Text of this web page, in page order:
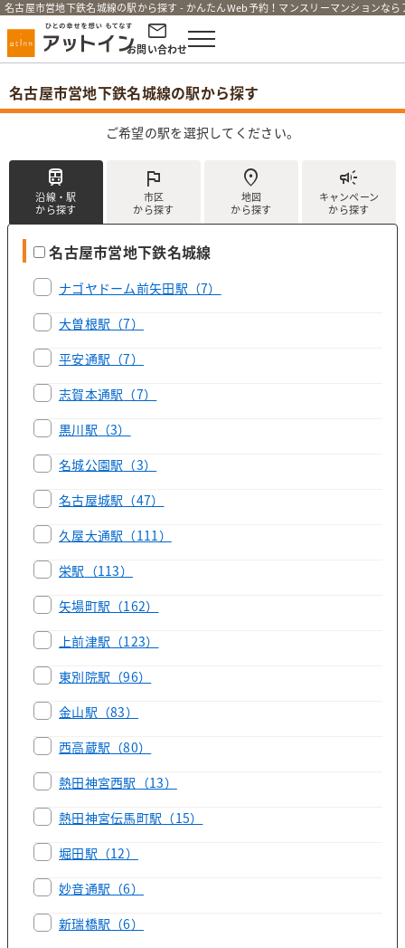
名古屋市営地下鉄名城線の駅から探す - かんたんWeb予約！マンスリーマンションな
お問い合わせ
名古屋市営地下鉄名城線の駅から探す
ご希望の駅を選択してください。
train
沿線・駅
から探す
flag
市区
から探す
location_on
地図
から探す
campaign
キャンペーン
から探す
名古屋市営地下鉄名城線
ナゴヤドーム前矢田駅 （7）
大曽根駅 （7）
平安通駅 （7）
志賀本通駅 （7）
黒川駅 （3）
名城公園駅 （3）
名古屋城駅 （47）
久屋大通駅 （111）
栄駅 （113）
矢場町駅 （162）
上前津駅 （123）
東別院駅 （96）
金山駅 （83）
西高蔵駅 （80）
熱田神宮西駅 （13）
熱田神宮伝馬町駅 （15）
堀田駅 （12）
妙音通駅 （6）
新瑞橋駅 （6）